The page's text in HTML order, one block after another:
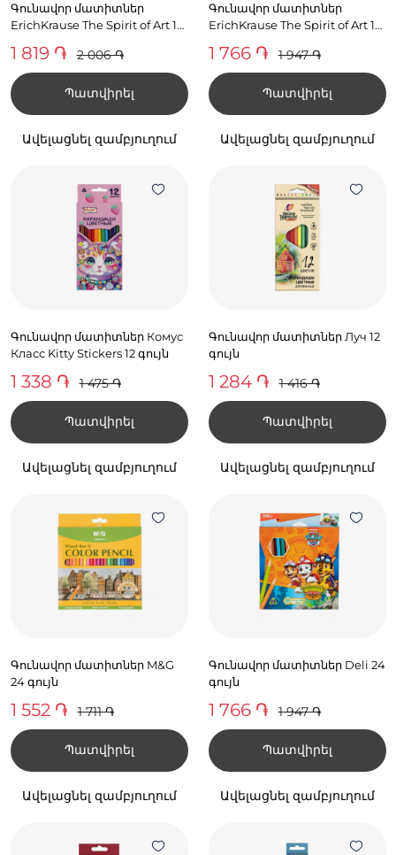
Գունավոր մատիտներ
ErichKrause The Spirit of Art 12
1 819 ֏ 2 006 ֏
Պատվիրել
Ավելացնել զամբյուղում
Գունավոր մատիտներ
ErichKrause The Spirit of Art 12
1 766 ֏ 1 947 ֏
Պատվիրել
Ավելացնել զամբյուղում
Գունավոր մատիտներ Комус
Класс Kitty Stickers 12 գույն
1 338 ֏ 1 475 ֏
Պատվիրել
Ավելացնել զամբյուղում
Գունավոր մատիտներ Луч 12
գույն
1 284 ֏ 1 416 ֏
Պատվիրել
Ավելացնել զամբյուղում
Գունավոր մատիտներ M&G
24 գույն
1 552 ֏ 1 711 ֏
Պատվիրել
Ավելացնել զամբյուղում
Գունավոր մատիտներ Deli 24
գույն
1 766 ֏ 1 947 ֏
Պատվիրել
Ավելացնել զամբյուղում